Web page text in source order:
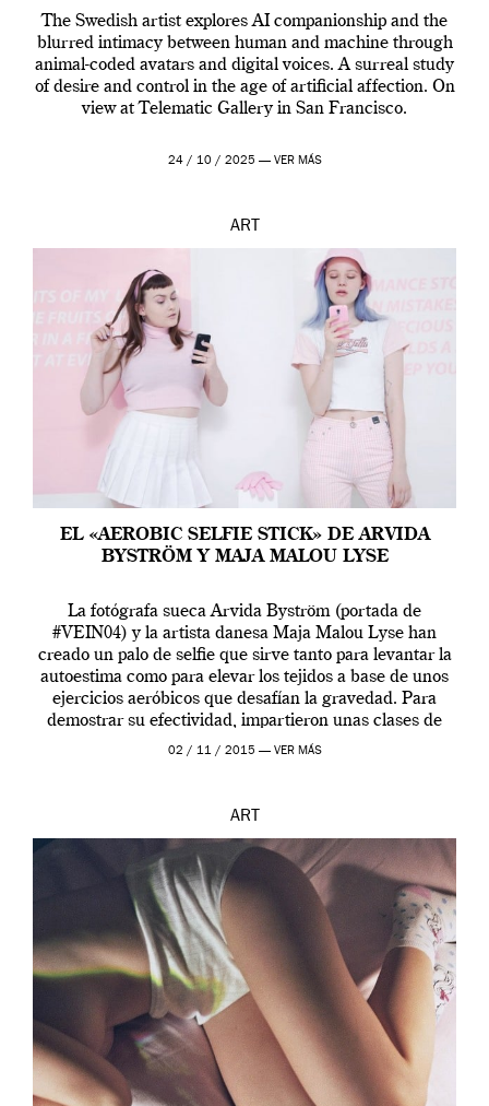
The Swedish artist explores AI companionship and the
blurred intimacy between human and machine through
animal-coded avatars and digital voices. A surreal study
of desire and control in the age of artificial affection. On
view at Telematic Gallery in San Francisco.
24 / 10 / 2025 — VER MÁS
ART
EL «AEROBIC SELFIE STICK» DE ARVIDA
BYSTRÖM Y MAJA MALOU LYSE
La fotógrafa sueca Arvida Byström (portada de
#VEIN04) y la artista danesa Maja Malou Lyse han
creado un palo de selfie que sirve tanto para levantar la
autoestima como para elevar los tejidos a base de unos
ejercicios aeróbicos que desafían la gravedad. Para
demostrar su efectividad, impartieron unas clases de
prueba en el Tate […]
02 / 11 / 2015 — VER MÁS
ART